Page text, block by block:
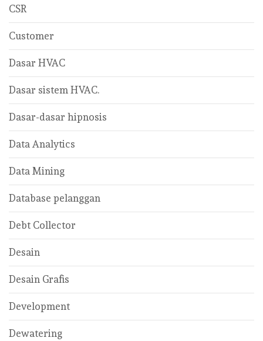
CSR
Customer
Dasar HVAC
Dasar sistem HVAC.
Dasar-dasar hipnosis
Data Analytics
Data Mining
Database pelanggan
Debt Collector
Desain
Desain Grafis
Development
Dewatering